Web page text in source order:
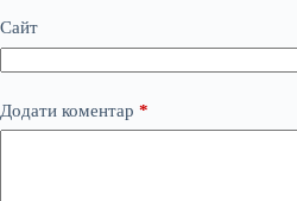
Сайт
Додати коментар *